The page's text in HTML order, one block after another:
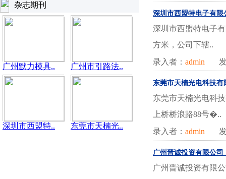
杂志期刊
广州默力模具.. 广州市引路法..
深圳市西盟特.. 东莞市天楠光..
深圳市西盟特电子有
深圳市西盟特电子
方米，公司下辖..
录入者： admin 发
东莞市天楠光电科技
东莞市天楠光电科
上桥桥浪路88号�..
录入者： admin 发
广州晋诚投资有限公司
广州晋诚投资有限